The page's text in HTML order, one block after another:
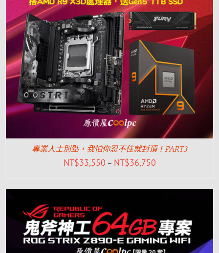
專業人士別點，我怕你忍不住就封頂！PART3
NT$33,550 – NT$36,750